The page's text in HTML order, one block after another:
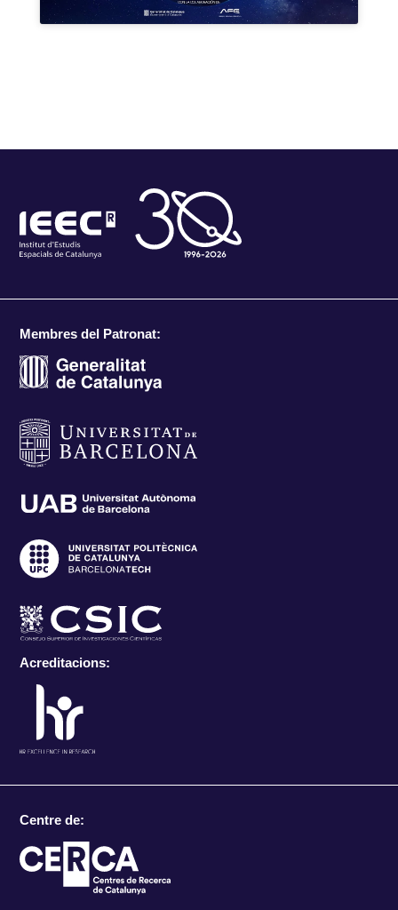
Membres del Patronat:
Acreditacions:
Centre de: